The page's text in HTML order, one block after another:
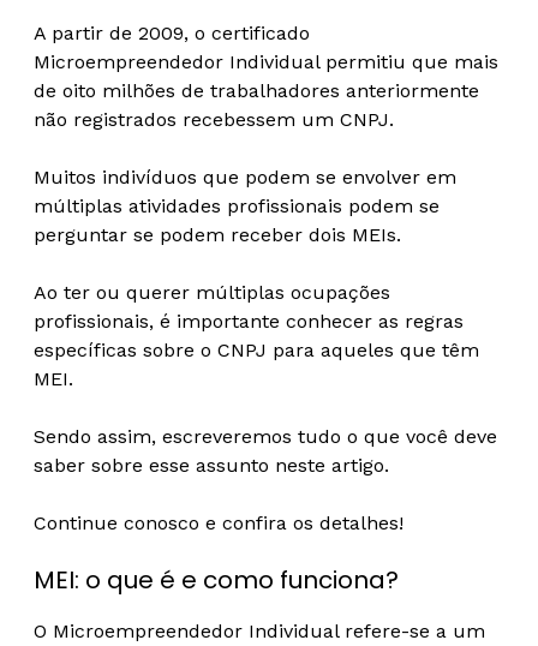
A partir de 2009, o certificado
Microempreendedor Individual permitiu que mais
de oito milhões de trabalhadores anteriormente
não registrados recebessem um CNPJ.
Muitos indivíduos que podem se envolver em
múltiplas atividades profissionais podem se
perguntar se podem receber dois MEIs.
Ao ter ou querer múltiplas ocupações
profissionais, é importante conhecer as regras
específicas sobre o CNPJ para aqueles que têm
MEI.
Sendo assim, escreveremos tudo o que você deve
saber sobre esse assunto neste artigo.
Continue conosco e confira os detalhes!
MEI: o que é e como funciona?
O Microempreendedor Individual refere-se a um